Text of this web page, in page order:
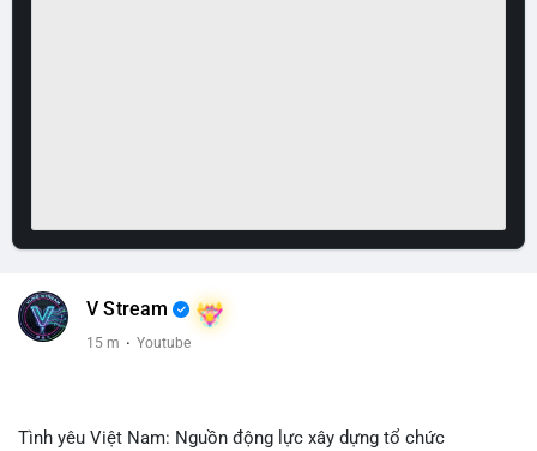
V Stream
15 m · Youtube
Tình yêu Việt Nam: Nguồn động lực xây dựng tổ chức